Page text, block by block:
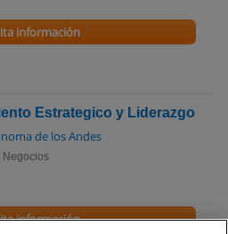
información
Estrategico y Liderazgo
de los Andes
Negocios
información